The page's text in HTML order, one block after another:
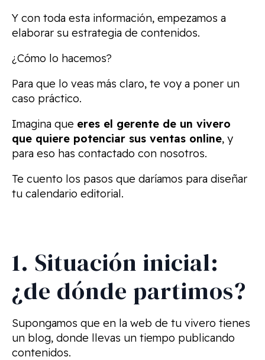
Y con toda esta información, empezamos a
elaborar su estrategia de contenidos.
¿Cómo lo hacemos?
Para que lo veas más claro, te voy a poner un
caso práctico.
Imagina que eres el gerente de un vivero
que quiere potenciar sus ventas online, y
para eso has contactado con nosotros.
Te cuento los pasos que daríamos para diseñar
tu calendario editorial.
1. Situación inicial:
¿de dónde partimos?
Supongamos que en la web de tu vivero tienes
un blog, donde llevas un tiempo publicando
contenidos.